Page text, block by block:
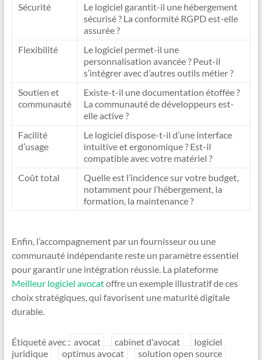
Sécurité
Le logiciel garantit-il une hébergement
sécurisé ? La conformité RGPD est-elle
assurée ?
Flexibilité
Le logiciel permet-il une
personnalisation avancée ? Peut-il
s’intégrer avec d’autres outils métier ?
Soutien et
communauté
Existe-t-il une documentation étoffée ?
La communauté de développeurs est-
elle active ?
Facilité
d’usage
Le logiciel dispose-t-il d’une interface
intuitive et ergonomique ? Est-il
compatible avec votre matériel ?
Coût total
Quelle est l’incidence sur votre budget,
notamment pour l’hébergement, la
formation, la maintenance ?
Enfin, l’accompagnement par un fournisseur ou une
communauté indépendante reste un paramètre essentiel
pour garantir une intégration réussie. La plateforme
Meilleur logiciel avocatoffre un exemple illustratif de ces
choix stratégiques, qui favorisent une maturité digitale
durable.
Étiqueté avec : avocat cabinet d'avocat
logiciel
juridique
optimus avocat solution open source